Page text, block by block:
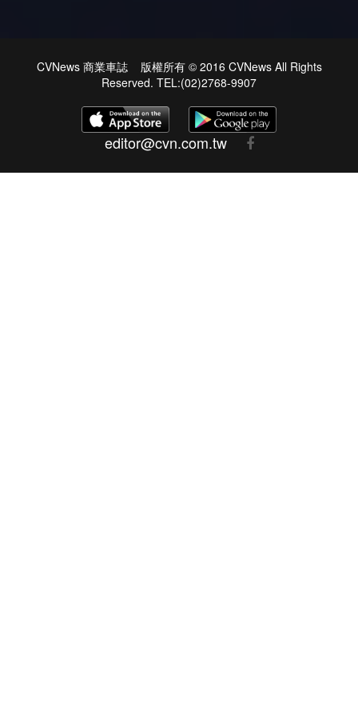
CVNews 商業車誌 版權所有 © 2016 CVNews All Rights
Reserved. TEL:(02)2768-9907
editor@cvn.com.tw